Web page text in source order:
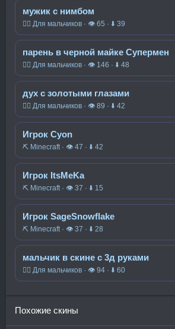
мужик с нимбом
🧍‍♂️ Для мальчиков · 👁 65 · ⬇ 39
парень в черной майке Супермен
🧍‍♂️ Для мальчиков · 👁 146 · ⬇ 48
дух с золотыми глазами
🧍‍♂️ Для мальчиков · 👁 89 · ⬇ 42
Игрок Cyon
⛏️ Minecraft · 👁 47 · ⬇ 42
Игрок ItsMeKa
⛏️ Minecraft · 👁 37 · ⬇ 15
Игрок SageSnowflake
⛏️ Minecraft · 👁 37 · ⬇ 28
мальчик в скине с 3д руками
🧍‍♂️ Для мальчиков · 👁 94 · ⬇ 60
Похожие скины